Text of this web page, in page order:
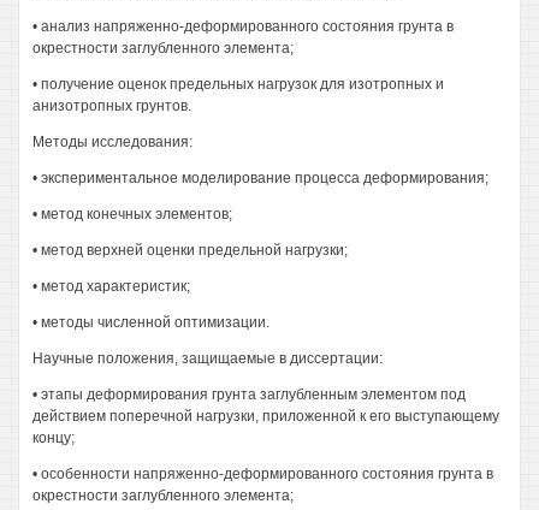
• анализ напряженно-деформированного состояния грунта в
окрестности заглубленного элемента;
• получение оценок предельных нагрузок для изотропных и
анизотропных грунтов.
Методы исследования:
• экспериментальное моделирование процесса деформирования;
• метод конечных элементов;
• метод верхней оценки предельной нагрузки;
• метод характеристик;
• методы численной оптимизации.
Научные положения, защищаемые в диссертации:
• этапы деформирования грунта заглубленным элементом под
действием поперечной нагрузки, приложенной к его выступающему
концу;
• особенности напряженно-деформированного состояния грунта в
окрестности заглубленного элемента;